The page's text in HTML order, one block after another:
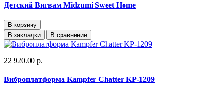
Детский Вигвам Midzumi Sweet Home
В корзину
В закладки
В сравнение
22 920.00 р.
Виброплатформа Kampfer Chatter KP-1209